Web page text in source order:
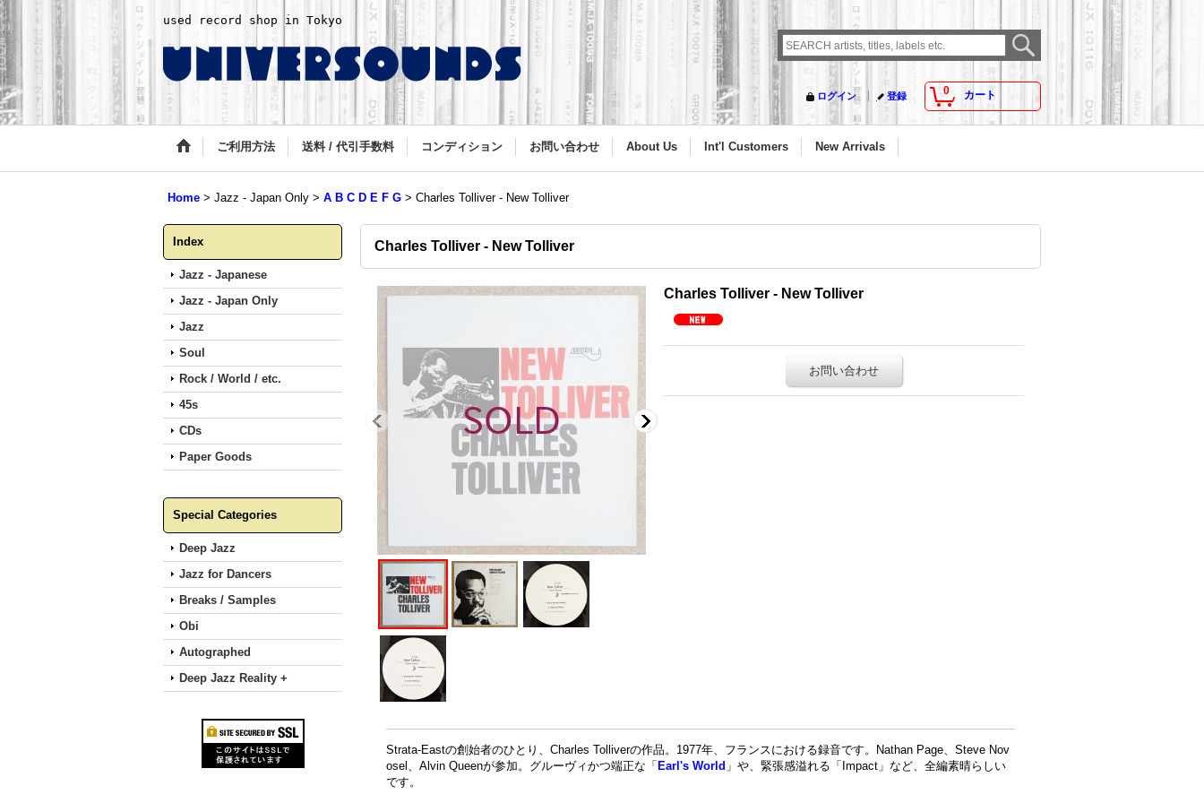
used record shop in Tokyo
0 カート
ログイン 登録
ご利用方法 送料 / 代引手数料 コンディション お問い合わせ About Us Int'l Customers New Arrivals
Home > Jazz - Japan Only > A B C D E F G > Charles Tolliver - New Tolliver
Index
Jazz - Japanese
Jazz - Japan Only
Jazz
Soul
Rock / World / etc.
45s
CDs
Paper Goods
Special Categories
Deep Jazz
Jazz for Dancers
Breaks / Samples
Obi
Autographed
Deep Jazz Reality +
Charles Tolliver - New Tolliver
Charles Tolliver - New Tolliver
お問い合わせ
Strata-Eastの創始者のひとり、Charles Tolliverの作品。1977年、フランスにおける録音です。Nathan Page、Steve Nov
osel、Alvin Queenが参加。グルーヴィかつ端正な「 Earl's World 」や、緊張感溢れる「Impact」など、全編素晴らしい
です。